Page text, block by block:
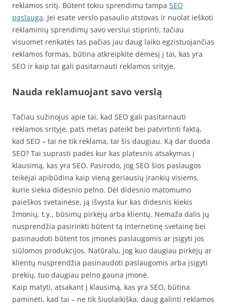
reklamos sritį. Būtent tokiu sprendimu tampa SEO
paslauga. Jei esate verslo pasaulio atstovas ir nuolat ieškoti
reklaminių sprendimų savo verslui stiprinti, tačiau
visuomet renkatės tas pačias jau daug laiko egzistuojančias
reklamos formas, būtina atkreipkite dėmesį į tai, kas yra
SEO ir kaip tai gali pasitarnauti reklamos srityje.
Nauda reklamuojant savo verslą
Tačiau sužinojus apie tai, kad SEO gali pasitarnauti
reklamos srityje, pats metas pateikt bei patvirtinti faktą,
kad SEO – tai ne tik reklama, tai šis daugiau. Ką dar duoda
SEO? Tai suprasti padės kur kas platesnis atsakymas į
klausimą, kas yra SEO. Pasirodo, jog SEO šios paslaugos
teikėjai apibūdina kaip vieną geriausių įrankių visiems,
kurie siekia didesnio pelno. Dėl didesnio matomumo
paieškos svetainėse, ją išvysta kur kas didesnis kiekis
žmonių, t.y., būsimų pirkėjų arba klientų. Nemaža dalis jų
nusprendžia pasirinkti būtent tą internetinę svetainę bei
pasinaudoti būtent tos įmonės paslaugomis ar įsigyti jos
siūlomos produkcijos. Natūralu, jog kuo daugiau pirkėjų ar
klientų nusprendžia pasinaudoti paslaugomis arba įsigyti
prekių, tuo daugiau pelno gauna įmonė.
Kaip matyti, atsakant į klausimą, kas yra SEO, būtina
paminėti, kad tai – ne tik šiuolaikiška, daug galinti reklamos